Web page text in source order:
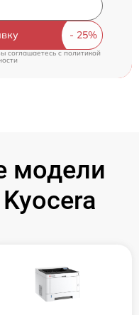
соглашаетесь cполитикой
модели